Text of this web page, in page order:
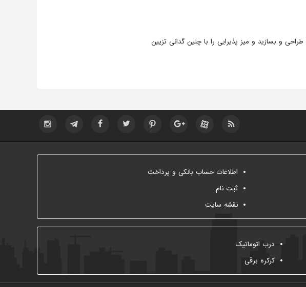
طراحی و بسازید و میز پذیرایی را با چنین گدانی تزیین
اطلاعات حساب بانکی و پرداخت
ثبت نام
نقشه سایت
درب اتوماتیک
کرکره برقی